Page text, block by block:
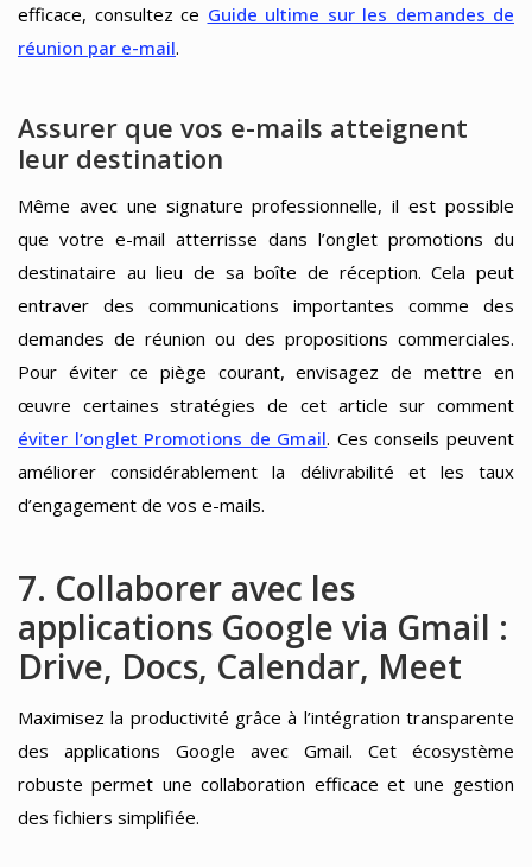
efficace, consultez ce Guide ultime sur les demandes de
réunion par e-mail.
Assurer que vos e-mails atteignent
leur destination
Même avec une signature professionnelle, il est possible
que votre e-mail atterrisse dans l’onglet promotions du
destinataire au lieu de sa boîte de réception. Cela peut
entraver des communications importantes comme des
demandes de réunion ou des propositions commerciales.
Pour éviter ce piège courant, envisagez de mettre en
œuvre certaines stratégies de cet article sur comment
éviter l’onglet Promotions de Gmail. Ces conseils peuvent
améliorer considérablement la délivrabilité et les taux
d’engagement de vos e-mails.
7. Collaborer avec les
applications Google via Gmail :
Drive, Docs, Calendar, Meet
Maximisez la productivité grâce à l’intégration transparente
des applications Google avec Gmail. Cet écosystème
robuste permet une collaboration efficace et une gestion
des fichiers simplifiée.